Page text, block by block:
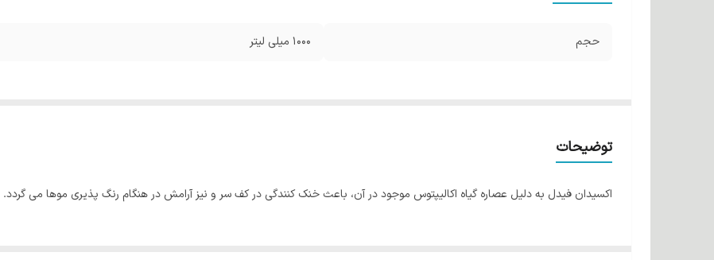
حجم 1000 میلی لیتر
توضیحات
اکسیدان فیدل به دلیل عصاره گیاه اکالیپتوس موجود در آن، باعث خنک کنندگی در کف سر و نیز آرامش در هنگام رنگ پذیری موها می گردد.